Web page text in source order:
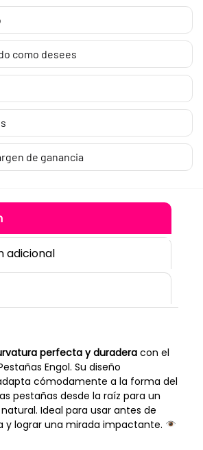
como desees
de ganancia
adicional
perfecta y duraderacon el
Engol. Su diseño
cómodamente a la forma del
pestañas desde la raíz para un
Ideal para usar antes de
y lograr una mirada impactante.